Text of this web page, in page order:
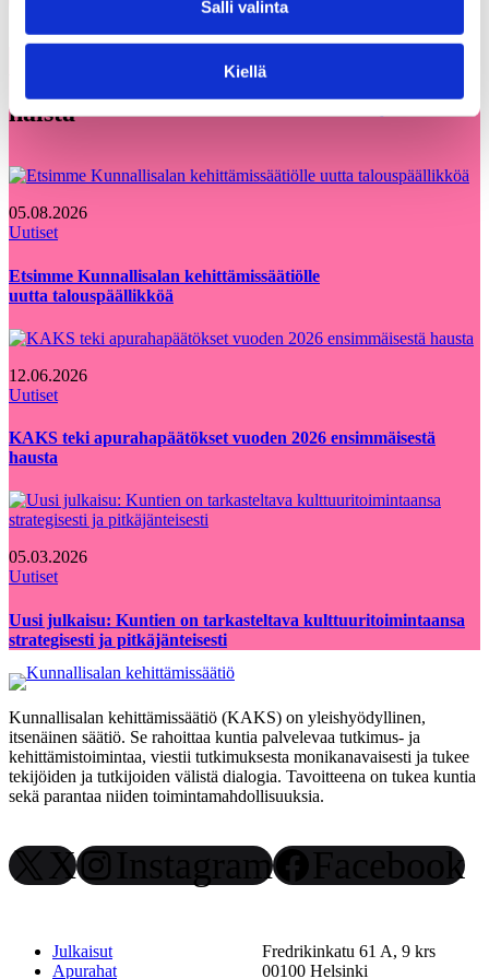
Salli valinta
Kiellä
Voisit olla kiinnostunut myös
näistä
05.08.2026
Uutiset
Etsimme Kunnallisalan kehittämissäätiölle
uutta talouspäällikköä
12.06.2026
Uutiset
KAKS teki apurahapäätökset vuoden 2026 ensimmäisestä
hausta
05.03.2026
Uutiset
Uusi julkaisu: Kuntien on tarkasteltava kulttuuritoimintaansa
strategisesti ja pitkäjänteisesti
Kunnallisalan kehittämissäätiö (KAKS) on yleishyödyllinen,
itsenäinen säätiö. Se rahoittaa kuntia palvelevaa tutkimus- ja
kehittämistoimintaa, viestii tutkimuksesta monikanavaisesti ja tukee
tekijöiden ja tutkijoiden välistä dialogia. Tavoitteena on tukea kuntia
sekä parantaa niiden toimintamahdollisuuksia.
X Instagram Facebook
Julkaisut
Apurahat
Fredrikinkatu 61 A, 9 krs
00100 Helsinki